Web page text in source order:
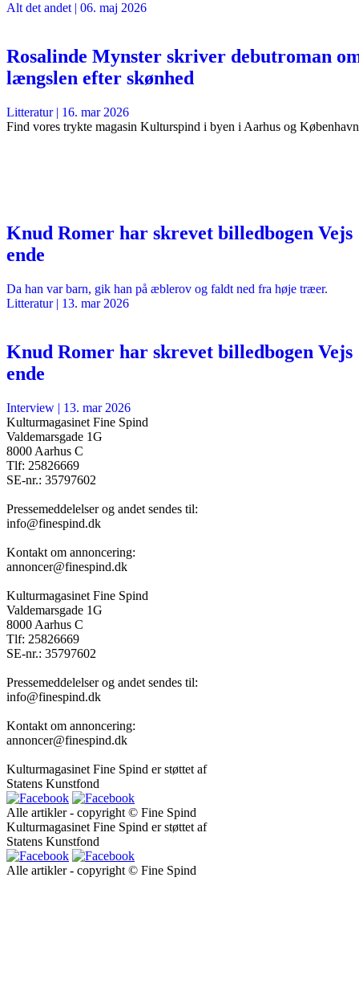
Alt det andet | 06. maj 2026
Rosalinde Mynster skriver debutroman
længslen efter skønhed
Litteratur| 16. mar 2026
Find vores trykte magasin Kulturspind i byen i Aarhus og København
Knud Romer har skrevet billedbogen Vejs
ende
Da han var barn, gik han på æblerov og faldt ned fra høje træer.
Litteratur| 13. mar 2026
Knud Romer har skrevet billedbogen Vejs
ende
Interview | 13. mar 2026
Kulturmagasinet Fine Spind
Valdemarsgade 1G
8000 Aarhus C
Tlf: 25826669
SE-nr.: 35797602
Pressemeddelelser og andet sendes til:
info@finespind.dk
Kontakt om annoncering:
annoncer@finespind.dk
Kulturmagasinet Fine Spind
Valdemarsgade 1G
8000 Aarhus C
Tlf: 25826669
SE-nr.: 35797602
Pressemeddelelser og andet sendes til:
info@finespind.dk
Kontakt om annoncering:
annoncer@finespind.dk
Kulturmagasinet Fine Spind er støttet af
Statens Kunstfond
Alle artikler - copyright © Fine Spind
Kulturmagasinet Fine Spind er støttet af
Statens Kunstfond
Alle artikler - copyright © Fine Spind